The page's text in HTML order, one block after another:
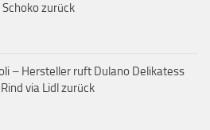
zurück
– Hersteller ruft Dulano Delikatess
via Lidl zurück